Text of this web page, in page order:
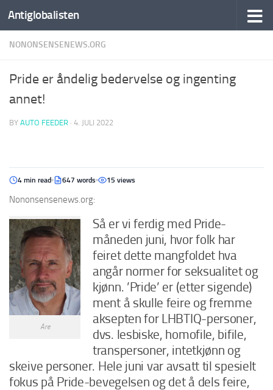
Antiglobalisten
NONONSENSENEWS.ORG
Pride er åndelig bedervelse og ingenting
annet!
BY AUTO FEEDER · 4. JULI 2022
4 min read 647 words 15 views
Nononsensenews.org:
Are
Så er vi ferdig med Pride-
måneden juni, hvor folk har
feiret dette mangfoldet hva
angår normer for seksualitet og
kjønn. ’Pride’ er (etter sigende)
ment å skulle feire og fremme
aksepten for LHBTIQ-personer,
dvs. lesbiske, homofile, bifile,
transpersoner, intetkjønn og
skeive personer. Hele juni var avsatt til spesielt
fokus på Pride-bevegelsen og det å dels feire,